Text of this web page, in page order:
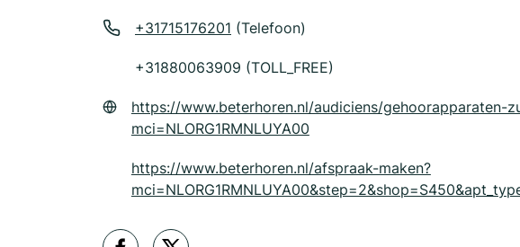
+31715176201 (Telefoon)
+31880063909 (TOLL_FREE)
https://www.beterhoren.nl/audiciens/gehoorapparaten-
mci=NLORG1RMNLUYA00
https://www.beterhoren.nl/afspraak-maken?